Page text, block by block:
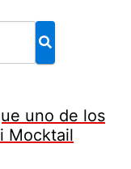
uno de los
Mocktail